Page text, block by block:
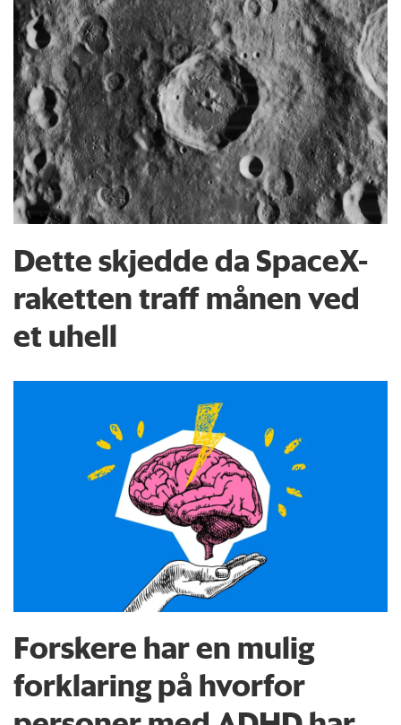
Dette skjedde da SpaceX-
raketten traff månen ved
et uhell
Forskere har en mulig
forklaring på hvorfor